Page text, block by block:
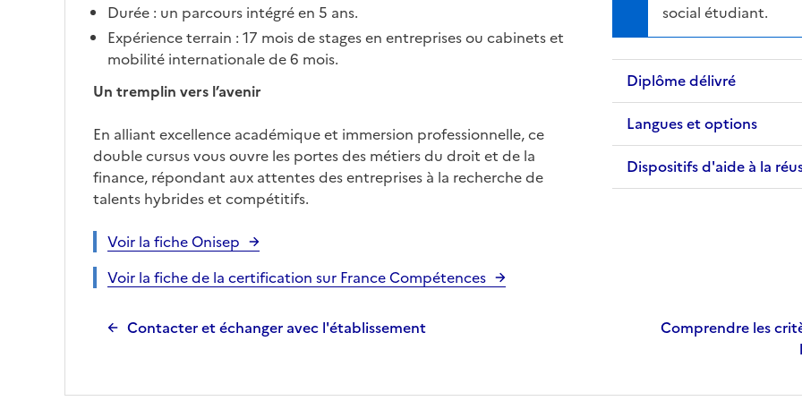
Durée : un parcours intégré en 5 ans.
Expérience terrain : 17 mois de stages en entreprises ou cabinets et
mobilité internationale de 6 mois.
Un tremplin vers l’avenir
En alliant excellence académique et immersion professionnelle, ce
double cursus vous ouvre les portes des métiers du droit et de la
finance, répondant aux attentes des entreprises à la recherche de
talents hybrides et compétitifs.
Voir la fiche Onisep
Voir la fiche de la certification sur France Compétences
social étudiant.
Diplôme délivré
Langues et options
Dispositifs d'aide à la
Contacter et échanger avec l'établissement
Comprendre les